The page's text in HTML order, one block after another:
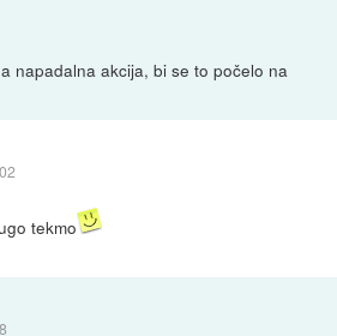
napadalna akcija, bi se to počelo na
tekmo